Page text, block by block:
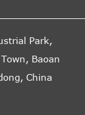
Park,
Baoan
China